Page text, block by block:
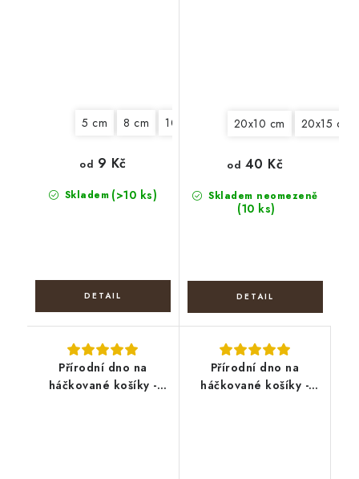
5 cm 8 cm 10 cm 12 cm 13 cm 14 cm
Skladem (>10 ks)
od 9 Kč
20x10 cm 20x15 cm
Skladem neomezeně
(10 ks)
od 40 Kč
Přírodní dno na
háčkované košíky -
Přírodní dno na
háčkované košíky -